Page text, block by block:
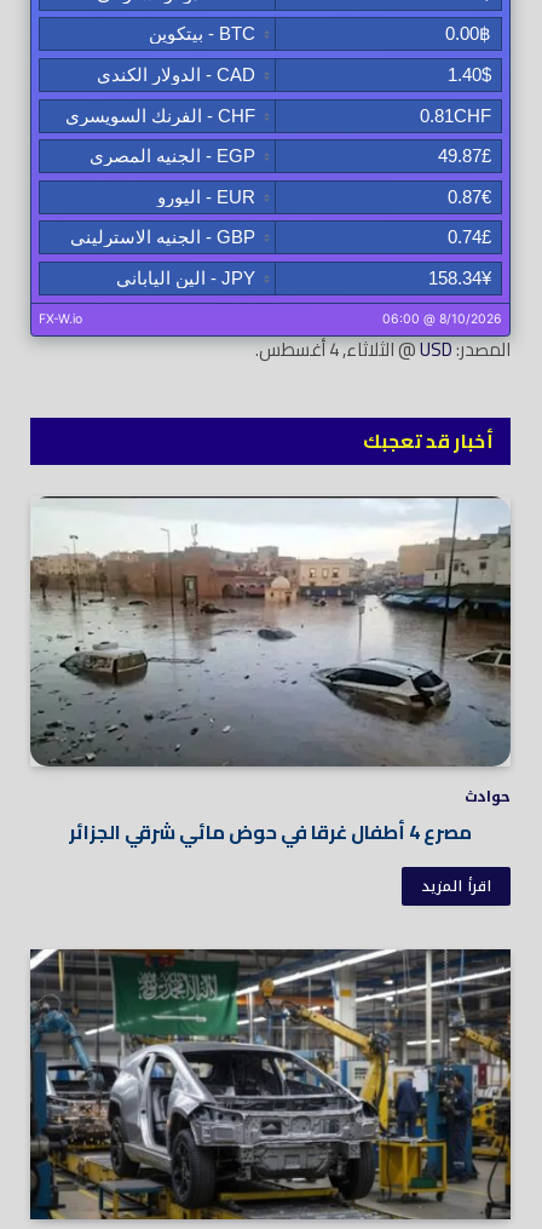
المصدر:USD@ الثلاثاء, 4 أغسطس.
أخبار قد تعجبك
حوادث
مصرع 4 أطفال غرقا في حوض مائي شرقي الجزائر
اقرأ المزيد